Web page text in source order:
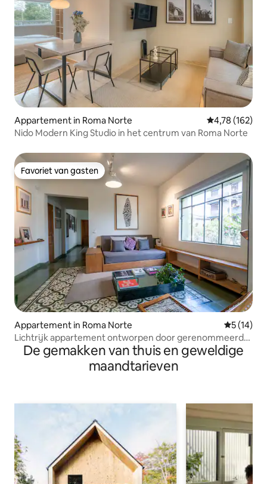
Appartement in Roma Norte Gemiddelde
4,78 (162)
Nido Modern King Studio in het centrum van Roma Norte
Favoriet van gasten
Favoriet van gasten
Appartement in Roma Norte
5 (14)
Lichtrijk appartement ontworpen door gerenommeerde
architecten
De gemakken van thuis en geweldige
maandtarieven